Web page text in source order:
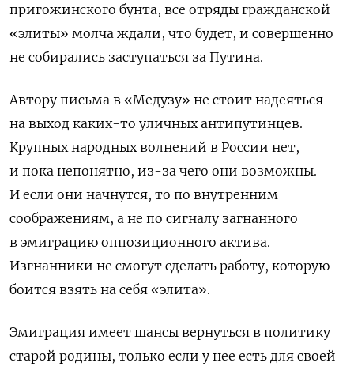
пригожинского бунта, все отряды гражданской
«элиты» молча ждали, что будет, и совершенно
не собирались заступаться за Путина.
Автору письма в «Медузу» не стоит надеяться
на выход каких-то уличных антипутинцев.
Крупных народных волнений в России нет,
и пока непонятно, из-за чего они возможны.
И если они начнутся, то по внутренним
соображениям, а не по сигналу загнанного
в эмиграцию оппозиционного актива.
Изгнанники не смогут сделать работу, которую
боится взять на себя «элита».
Эмиграция имеет шансы вернуться в политику
старой родины, только если у нее есть для своей